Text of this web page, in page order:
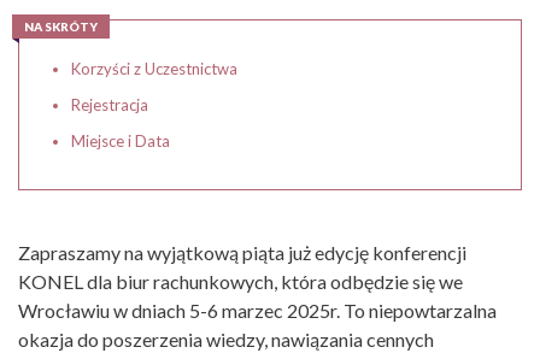
NA SKRÓTY
Korzyści z Uczestnictwa
Rejestracja
Miejsce i Data
Zapraszamy na wyjątkową piąta już edycję konferencji
KONEL dla biur rachunkowych, która odbędzie się we
Wrocławiu w dniach 5-6 marzec 2025r. To niepowtarzalna
okazja do poszerzenia wiedzy, nawiązania cennych